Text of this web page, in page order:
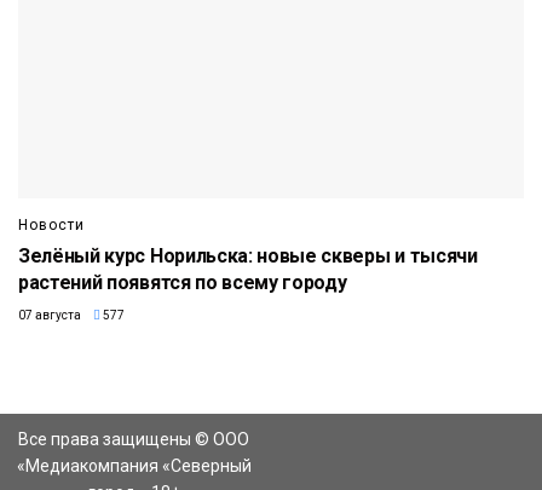
Новости
Зелёный курс Норильска: новые скверы и тысячи
растений появятся по всему городу
07 августа 577
Все права защищены © ООО
«Медиакомпания «Северный